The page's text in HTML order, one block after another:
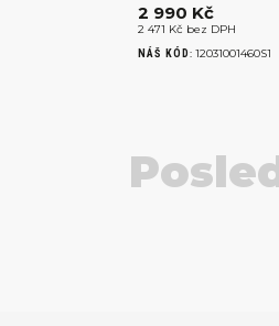
2 990 Kč
2 471 Kč bez DPH
NÁŠ KÓD:12031001460S1